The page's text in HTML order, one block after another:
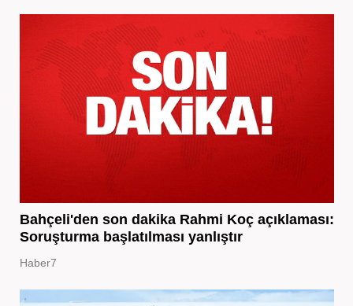
Bahçeli'den son dakika Rahmi Koç açıklaması:
Soruşturma başlatılması yanlıştır
Haber7